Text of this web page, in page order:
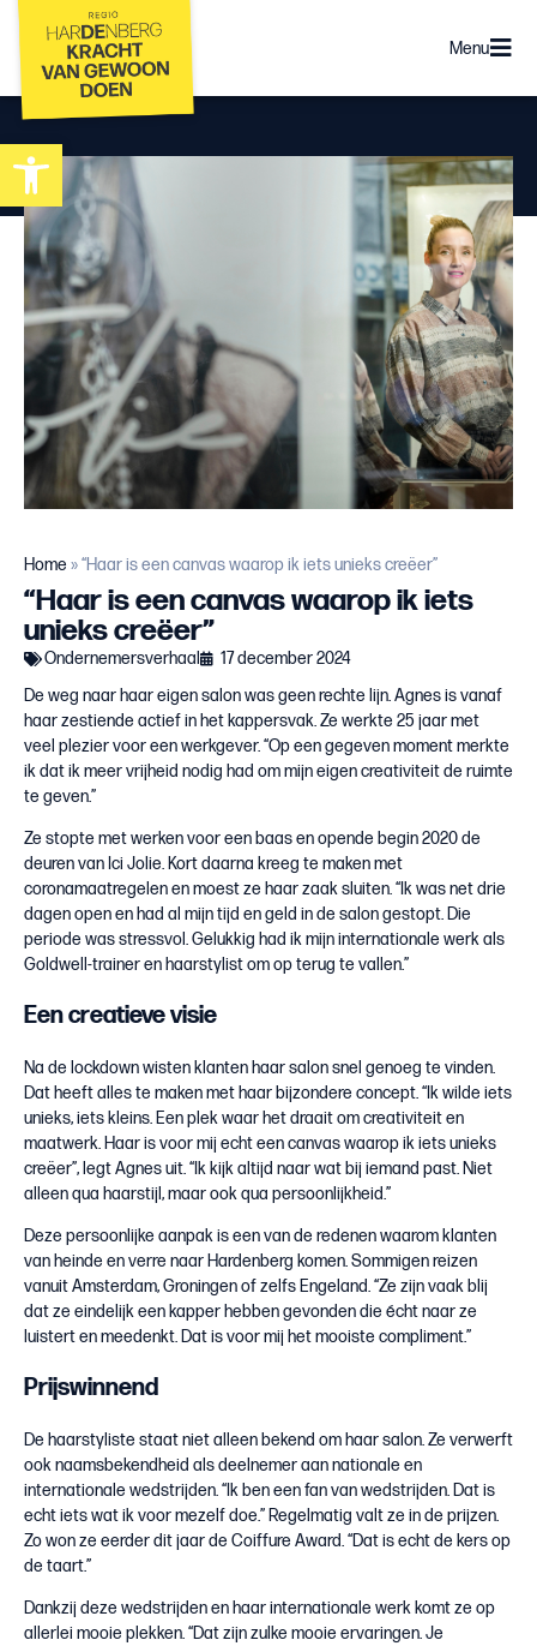
Toolbar openen
Menu
Home »“Haar is een canvas waarop ik iets unieks creëer”
“Haar is een canvas waarop ik iets
unieks creëer”
Ondernemersverhaal
17 december 2024
De weg naar haar eigen salon was geen rechte lijn. Agnes is vanaf
haar zestiende actief in het kappersvak. Ze werkte 25 jaar met
veel plezier voor een werkgever. “Op een gegeven moment merkte
ik dat ik meer vrijheid nodig had om mijn eigen creativiteit de ruimte
te geven.”
Ze stopte met werken voor een baas en opende begin 2020 de
deuren van Ici Jolie. Kort daarna kreeg te maken met
coronamaatregelen en moest ze haar zaak sluiten. “Ik was net drie
dagen open en had al mijn tijd en geld in de salon gestopt. Die
periode was stressvol. Gelukkig had ik mijn internationale werk als
Goldwell-trainer en haarstylist om op terug te vallen.”
Een creatieve visie
Na de lockdown wisten klanten haar salon snel genoeg te vinden.
Dat heeft alles te maken met haar bijzondere concept. “Ik wilde iets
unieks, iets kleins. Een plek waar het draait om creativiteit en
maatwerk. Haar is voor mij echt een canvas waarop ik iets unieks
creëer”, legt Agnes uit. “Ik kijk altijd naar wat bij iemand past. Niet
alleen qua haarstijl, maar ook qua persoonlijkheid.”
Deze persoonlijke aanpak is een van de redenen waarom klanten
van heinde en verre naar Hardenberg komen. Sommigen reizen
vanuit Amsterdam, Groningen of zelfs Engeland. “Ze zijn vaak blij
dat ze eindelijk een kapper hebben gevonden die écht naar ze
luistert en meedenkt. Dat is voor mij het mooiste compliment.”
Prijswinnend
De haarstyliste staat niet alleen bekend om haar salon. Ze verwerft
ook naamsbekendheid als deelnemer aan nationale en
internationale wedstrijden. “Ik ben een fan van wedstrijden. Dat is
echt iets wat ik voor mezelf doe.” Regelmatig valt ze in de prijzen.
Zo won ze eerder dit jaar de Coiffure Award. “Dat is echt de kers op
de taart.”
Dankzij deze wedstrijden en haar internationale werk komt ze op
allerlei mooie plekken. “Dat zijn zulke mooie ervaringen. Je